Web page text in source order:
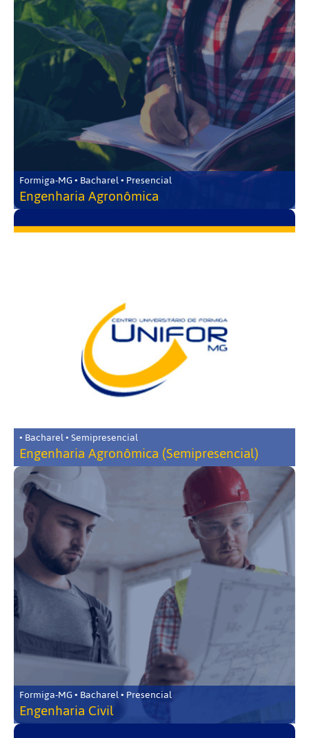
Formiga-MG • Bacharel • Presencial
Engenharia Agronômica
• Bacharel • Semipresencial
Engenharia Agronômica (Semipresencial)
Formiga-MG • Bacharel • Presencial
Engenharia Civil